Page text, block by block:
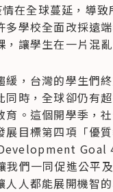
在全球蔓延，導致
多學校全面改採遠
，讓學生在一片混
緩，台灣的學生們
同時，全球卻仍有
育。這個開學季，
目標第四項「優質
們一同促進公平
人人都能展開機智